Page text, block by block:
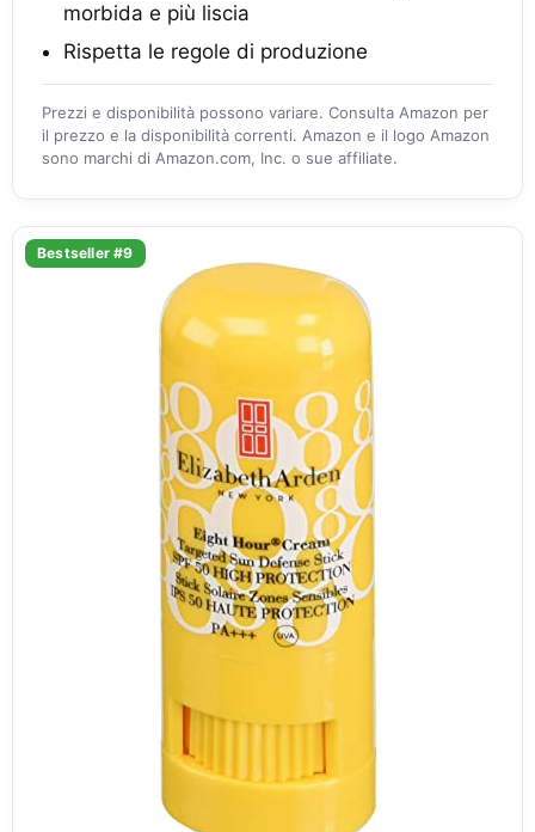
morbida e più liscia
Rispetta le regole di produzione
Prezzi e disponibilità possono variare. Consulta Amazon per
il prezzo e la disponibilità correnti. Amazon e il logo Amazon
sono marchi di Amazon.com, Inc. o sue affiliate.
Bestseller #9